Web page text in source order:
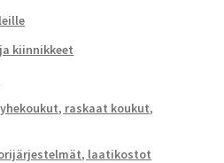
kiinnikkeet
raskaat koukut,
laatikostot